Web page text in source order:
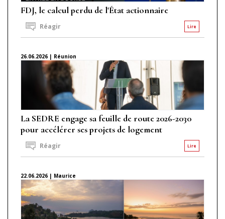
FDJ, le calcul perdu de l'État actionnaire
Lire
Réagir
26.06.2026 | Réunion
La SEDRE engage sa feuille de route 2026-2030
pour accélérer ses projets de logement
Lire
Réagir
22.06.2026 | Maurice